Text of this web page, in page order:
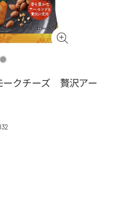
ークチーズ 贅沢アー